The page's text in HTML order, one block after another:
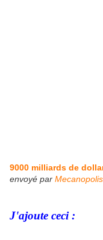
9000 milliards de
envoyé par Mecanopolis
J'ajoute ceci :